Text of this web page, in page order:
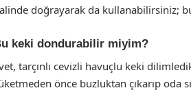
doğrayarak da kullanabilirsiniz;
keki dondurabilir miyim?
tarçınlı cevizli havuçlu keki
önce buzluktan çıkarıp oda